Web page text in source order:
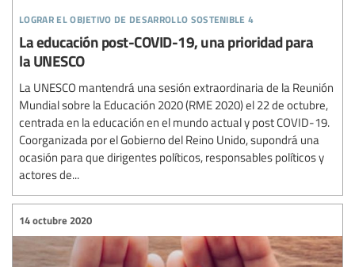
lograr el objetivo de desarrollo sostenible 4
La educación post-COVID-19, una prioridad para
la UNESCO
La UNESCO mantendrá una sesión extraordinaria de la Reunión
Mundial sobre la Educación 2020 (RME 2020) el 22 de octubre,
centrada en la educación en el mundo actual y post COVID-19.
Coorganizada por el Gobierno del Reino Unido, supondrá una
ocasión para que dirigentes políticos, responsables políticos y
actores de...
14 octubre 2020